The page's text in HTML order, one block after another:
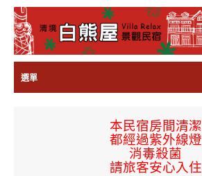
本民宿房間清潔
都經過紫外線燈
消毒殺菌
請旅客安心入住